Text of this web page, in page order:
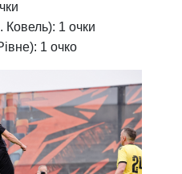
1 очки
1 очко